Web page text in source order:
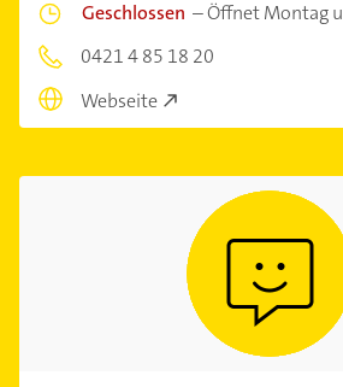
Geschlossen –Öffnet Montag
0421 4 85 18 20
Webseite